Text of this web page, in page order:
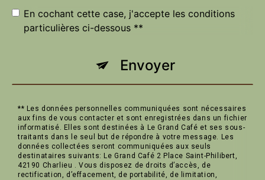
En cochant cette case, j'accepte les conditions
particulières ci-dessous **
Envoyer
** Les données personnelles communiquées sont nécessaires
aux fins de vous contacter et sont enregistrées dans un fichier
informatisé. Elles sont destinées à Le Grand Café et ses sous-
traitants dans le seul but de répondre à votre message. Les
données collectées seront communiquées aux seuls
destinataires suivants: Le Grand Café 2 Place Saint-Philibert,
42190 Charlieu . Vous disposez de droits d’accès, de
rectification, d’effacement, de portabilité, de limitation,